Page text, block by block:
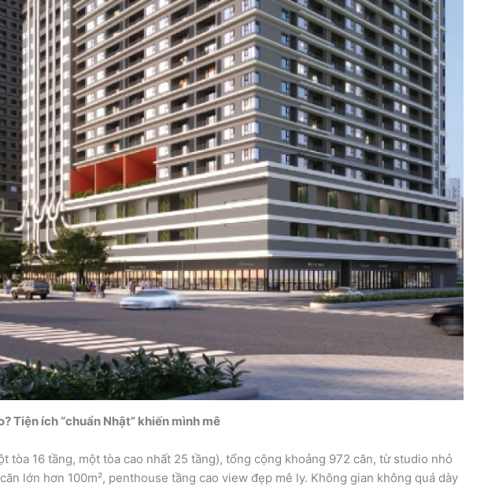
Tiện ích “chuẩn Nhật” khiến mình mê
tòa 16 tầng, một tòa cao nhất 25 tầng), tổng cộng khoảng 972 căn, từ studio nhỏ
lớn hơn 100m², penthouse tầng cao view đẹp mê ly. Không gian không quá dày